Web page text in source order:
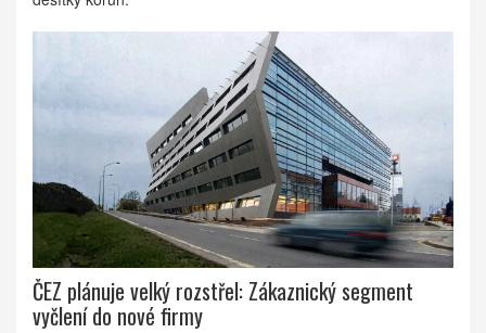
ČEZ plánuje velký rozstřel: Zákaznický segment
vyčlení do nové firmy